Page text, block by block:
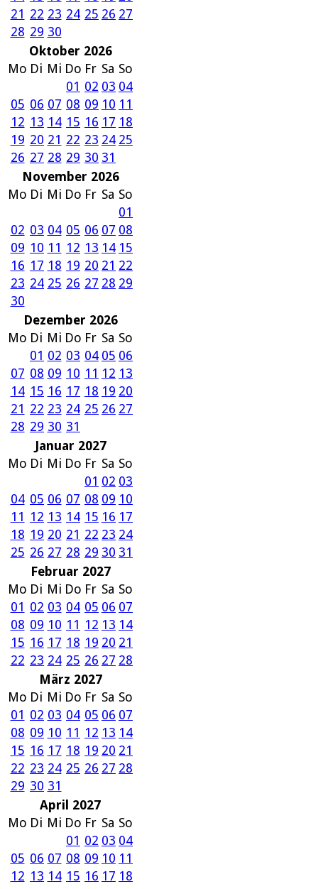
21 22 23 24 25 26 27
28 29 30
Oktober 2026
Mo Di Mi Do Fr Sa So
01 02 03 04
05 06 07 08 09 10 11
12 13 14 15 16 17 18
19 20 21 22 23 24 25
26 27 28 29 30 31
November 2026
Mo Di Mi Do Fr Sa So
01
02 03 04 05 06 07 08
09 10 11 12 13 14 15
16 17 18 19 20 21 22
23 24 25 26 27 28 29
30
Dezember 2026
Mo Di Mi Do Fr Sa So
01 02 03 04 05 06
07 08 09 10 11 12 13
14 15 16 17 18 19 20
21 22 23 24 25 26 27
28 29 30 31
Januar 2027
Mo Di Mi Do Fr Sa So
01 02 03
04 05 06 07 08 09 10
11 12 13 14 15 16 17
18 19 20 21 22 23 24
25 26 27 28 29 30 31
Februar 2027
Mo Di Mi Do Fr Sa So
01 02 03 04 05 06 07
08 09 10 11 12 13 14
15 16 17 18 19 20 21
22 23 24 25 26 27 28
März 2027
Mo Di Mi Do Fr Sa So
01 02 03 04 05 06 07
08 09 10 11 12 13 14
15 16 17 18 19 20 21
22 23 24 25 26 27 28
29 30 31
April 2027
Mo Di Mi Do Fr Sa So
01 02 03 04
05 06 07 08 09 10 11
12 13 14 15 16 17 18